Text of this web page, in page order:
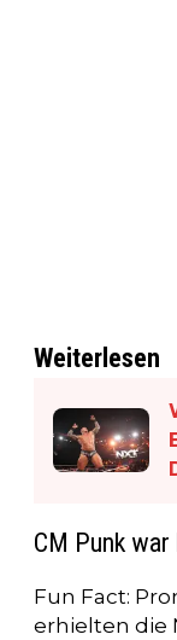
Weiterlesen
CM Punk
Fun Fact:
erhielten die